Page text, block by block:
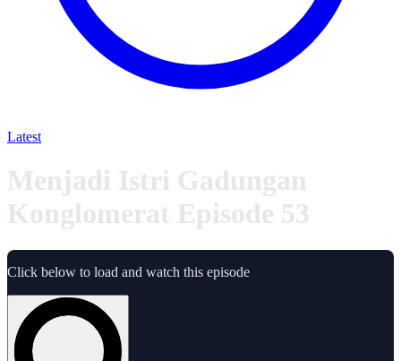
Latest
Menjadi Istri Gadungan
Konglomerat Episode 53
Click below to load and watch this episode